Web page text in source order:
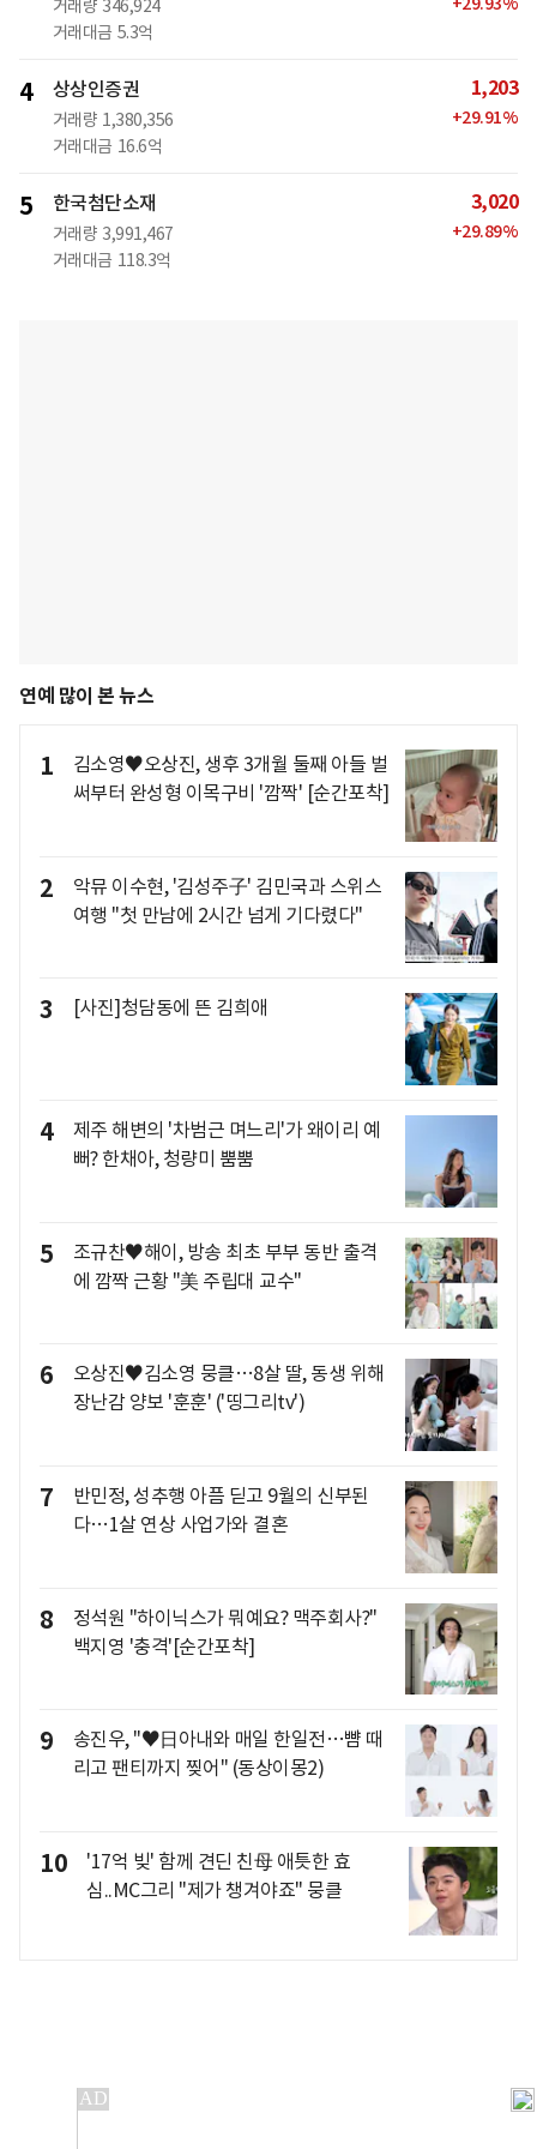
거래량 346,924
거래대금 5.3억
4 상상인증권
거래량 1,380,356
거래대금 16.6억
1,203
+29.91%
5 한국첨단소재
거래량 3,991,467
거래대금 118.3억
3,020
+29.89%
연예 많이 본 뉴스
1
김소영♥오상진, 생후 3개월 둘째 아들 벌
써부터 완성형 이목구비 '깜짝' [순간포착]
2
악뮤 이수현, '김성주子' 김민국과 스위스
여행 "첫 만남에 2시간 넘게 기다렸다"
3 [사진]청담동에 뜬 김희애
4
제주 해변의 '차범근 며느리'가 왜이리 예
뻐? 한채아, 청량미 뿜뿜
5
조규찬♥해이, 방송 최초 부부 동반 출격
에 깜짝 근황 "美 주립대 교수"
6
오상진♥김소영 뭉클…8살 딸, 동생 위해
장난감 양보 '훈훈' ('띵그리tv')
7
반민정, 성추행 아픔 딛고 9월의 신부된
다…1살 연상 사업가와 결혼
8
정석원 "하이닉스가 뭐예요? 맥주회사?"
백지영 '충격'[순간포착]
9
송진우, "♥日아내와 매일 한일전…뺨 때
리고 팬티까지 찢어" (동상이몽2)
10
'17억 빚' 함께 견딘 친母 애틋한 효
심..MC그리 "제가 챙겨야죠" 뭉클